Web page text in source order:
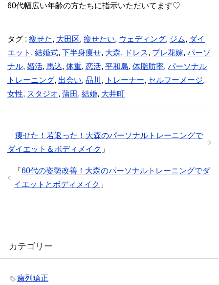
60代幅広い年齢の方たちに指示いただいてます♡
タグ : 痩せた, 大田区, 痩せたい, ウェディング, ジム, ダイ
エット , 結婚式, 下半身痩せ, 大森, ドレス, プレ花嫁, パーソ
ナル, 婚活, 馬込, 体重, 恋活, 平和島, 体脂肪率, パーソナル
トレーニング, 出会い, 品川 , トレーナー, セルフーメージ,
女性, スタジオ, 蒲田 , 結婚, 大井町
「 痩せた！若返った！大森のパーソナルトレーニングで
ダイエット＆ボディメイク 」
「 60代の姿勢改善！大森のパーソナルトレーニングでダ
イエットとボディメイク 」
カテゴリー
歯列矯正